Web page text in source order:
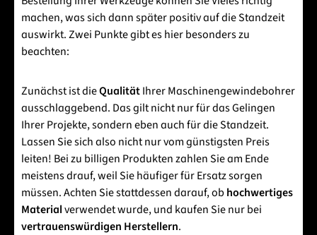
machen, was sich dann später positiv auf die Standzeit
auswirkt. Zwei Punkte gibt es hier besonders zu
beachten:
Zunächst ist dieQualitätIhrer Maschinengewindebohrer
ausschlaggebend. Das gilt nicht nur für das Gelingen
Ihrer Projekte, sondern eben auch für die Standzeit.
Lassen Sie sich also nicht nur vom günstigsten Preis
leiten! Bei zu billigen Produkten zahlen Sie am Ende
meistens drauf, weil Sie häufiger für Ersatz sorgen
müssen. Achten Sie stattdessen darauf, ob hochwertiges
Materialverwendet wurde, und kaufen Sie nur bei
vertrauenswürdigen Herstellern.